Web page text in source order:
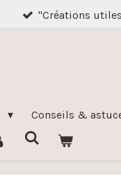
"Créations
Conseils &